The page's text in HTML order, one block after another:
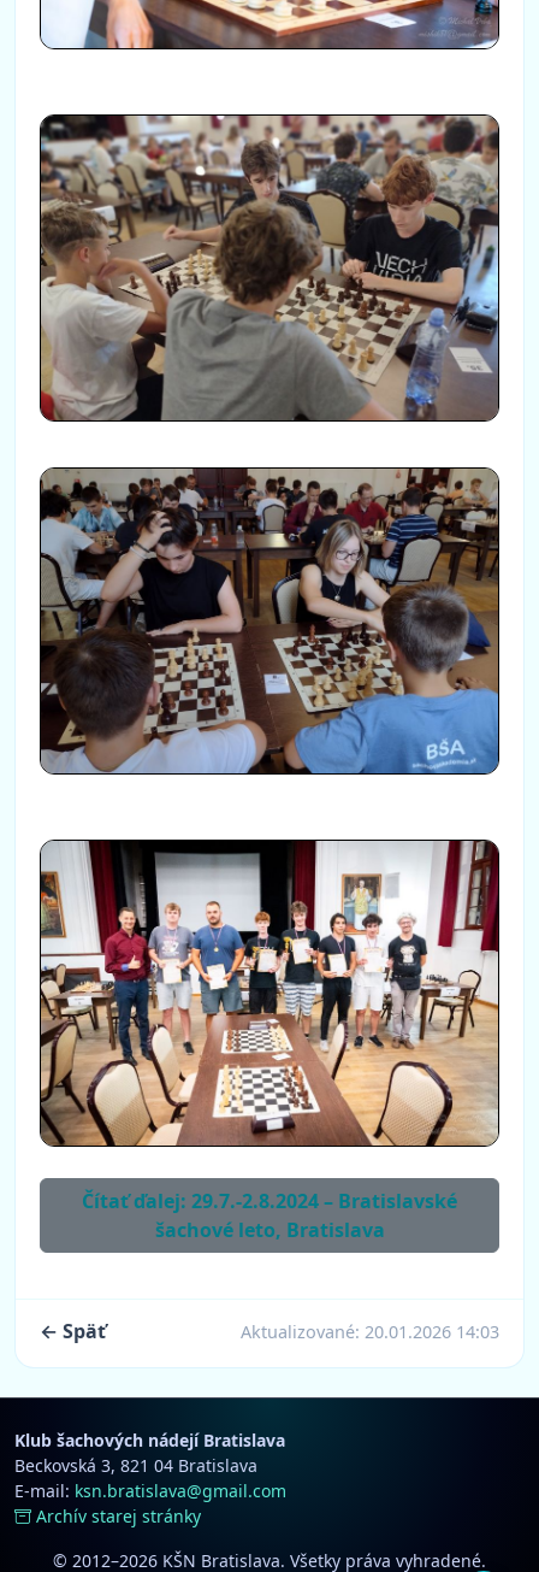
Čítať ďalej: 29.7.-2.8.2024 – Bratislavské
šachové leto, Bratislava
← Späť Aktualizované: 20.01.2026 14:03
Klub šachových nádejí Bratislava
Beckovská 3, 821 04 Bratislava
E-mail: ksn.bratislava@gmail.com
Archív starej stránky
© 2012–2026 KŠN Bratislava. Všetky práva vyhradené.